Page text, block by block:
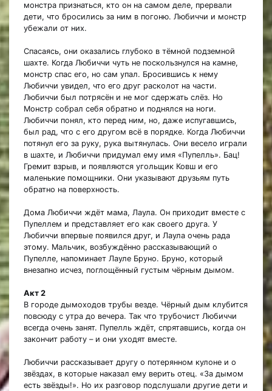
монстра признаться, кто он на самом деле, прервали
дети, что бросились за ним в погоню. Любиччи и монстр
убежали от них.
Спасаясь, они оказались глубоко в тёмной подземной
шахте. Когда Любиччи чуть не поскользнулся на камне,
монстр спас его, но сам упал. Бросившись к нему
Любиччи увидел, что его друг расколот на части.
Любиччи был потрясён и не мог сдержать слёз. Но
Монстр собрал себя обратно и поднялся на ноги.
Любиччи понял, кто перед ним, но, даже испугавшись,
был рад, что с его другом всё в порядке. Когда Любиччи
потянул его за руку, рука вытянулась. Они весело играли
в шахте, и Любиччи придумал ему имя «Пупелль». Бац!
Гремит взрыв, и появляются угольщик Ковш и его
маленькие помощники. Они указывают друзьям путь
обратно на поверхность.
Дома Любиччи ждёт мама, Лаула. Он приходит вместе с
Пупеллем и представляет его как своего друга. У
Любиччи впервые появился друг, и Лаула очень рада
этому. Мальчик, возбуждённо рассказывающий о
Пупелле, напоминает Лауле Бруно. Бруно, который
внезапно исчез, поглощённый густым чёрным дымом.
Акт 2
В городе дымоходов трубы везде. Чёрный дым клубится
повсюду с утра до вечера. Так что трубочист Любиччи
всегда очень занят. Пупелль ждёт, спрятавшись, когда он
закончит работу – и они уходят вместе.
Любиччи рассказывает другу о потерянном кулоне и о
звёздах, в которые наказал ему верить отец. «За дымом
есть звёзды!». Но их разговор подслушали другие дети и